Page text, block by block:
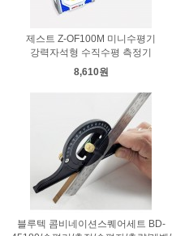
제스트 Z-OF100M 미니수평기
강력자석형 수직수평 측정기
8,610원
블루텍 콤비네이션스퀘어세트 BD-